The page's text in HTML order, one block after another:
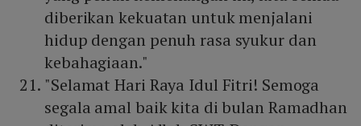
diberikan kekuatan untuk menjalani
hidup dengan penuh rasa syukur dan
kebahagiaan."
"Selamat Hari Raya Idul Fitri! Semoga
segala amal baik kita di bulan Ramadhan